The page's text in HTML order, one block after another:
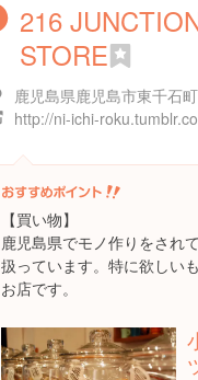
216
STORE
鹿児島県鹿児島市東千石
http://ni-ichi-
【買い物】
鹿児島県でモノ作りをされ
扱っています。特に欲しい
お店です。